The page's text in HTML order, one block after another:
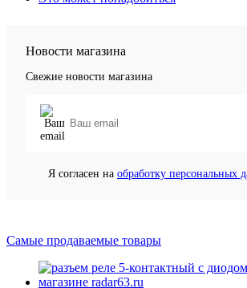
Новости магазина
Свежие новости магазина
Я согласен на обработку персональных
Самые продаваемые товары